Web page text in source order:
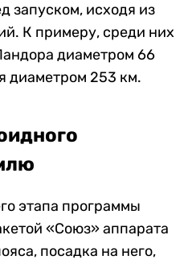
запуском, исходя из
К примеру, среди них
диаметром 66
диаметром 253 км.
этапа программы
«Союз» аппарата
посадка на него,